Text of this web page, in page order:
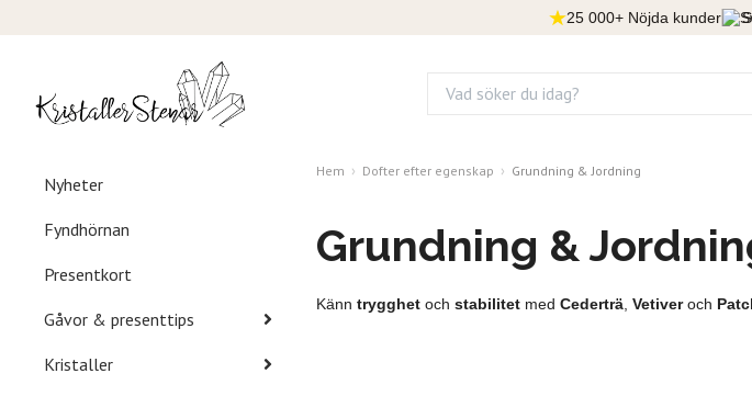
25 000+ Nöjda kunder
Nyheter
Fyndhörnan
Presentkort
Gåvor & presenttips
Kristaller
Hem Dofter efter egenskap Grundning & Jordning
Grundning &
Känn trygghet och stabilitet med Cederträ Vetiveroch